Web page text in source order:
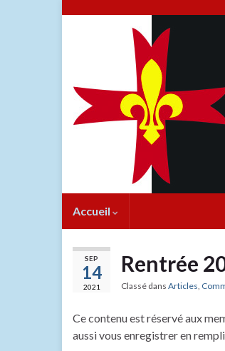
Accueil
SEP
14
2021
Rentrée
Classé dans Articles,
Ce contenu est réservé aux
aussi vous enregistrer en